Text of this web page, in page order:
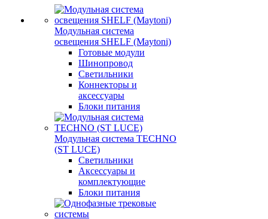
Модульная система
освещения SHELF (Maytoni)
Готовые модули
Шинопровод
Светильники
Коннекторы и
аксессуары
Блоки питания
Модульная система TECHNO
(ST LUCE)
Светильники
Аксессуары и
комплектующие
Блоки питания